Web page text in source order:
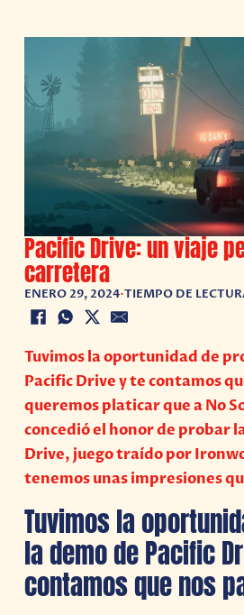
Pacific Drive: un viaje
carretera
ENERO 29, 2024•TIEMPO DE
Tuvimos la oportunidad de
Pacific Drive y te contamos
queremos platicar que a No
concedió el honor de probar
Drive, juego traído por
tenemos unas impresiones
Tuvimos la
la demo de Pacific
contamos que nos